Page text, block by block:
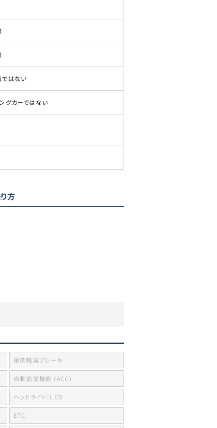
はない
グカーではない
方
衝突軽減ブレーキ
自動追従機能 (ACC)
ヘッドライト：LED
ETC